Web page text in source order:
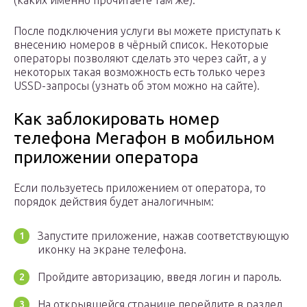
После подключения услуги вы можете приступать к
внесению номеров в чёрный список. Некоторые
операторы позволяют сделать это через сайт, а у
некоторых такая возможность есть только через
USSD-запросы (узнать об этом можно на сайте).
Как заблокировать номер
телефона Мегафон в мобильном
приложении оператора
Если пользуетесь приложением от оператора, то
порядок действия будет аналогичным:
Запустите приложение, нажав соответствующую
иконку на экране телефона.
Пройдите авторизацию, введя логин и пароль.
На открывшейся странице перейдите в раздел